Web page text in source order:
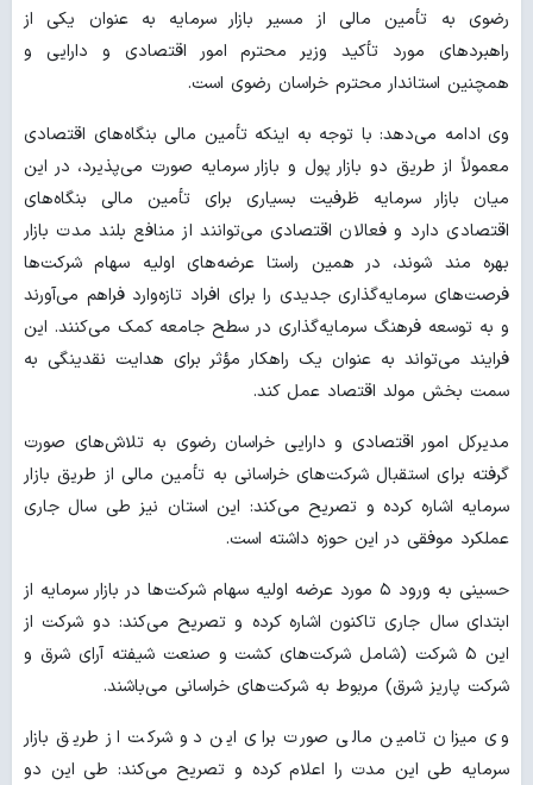
رضوی به تأمین مالی از مسیر بازار سرمایه به عنوان یکی از
راهبردهای مورد تأکید وزیر محترم امور اقتصادی و دارایی و
همچنین استاندار محترم خراسان رضوی است.
وی ادامه می‌دهد: با توجه به اینکه تأمین مالی بنگاه‌های اقتصادی
معمولاً از طریق دو بازار پول و بازار سرمایه صورت می‌پذیرد، در این
میان بازار سرمایه ظرفیت بسیاری برای تأمین مالی بنگاه‌های
اقتصادی دارد و فعالان اقتصادی می‌توانند از منافع بلند مدت بازار
بهره مند شوند، در همین راستا عرضه‌های اولیه سهام شرکت‌ها
فرصت‌های سرمایه‌گذاری جدیدی را برای افراد تازه‌وارد فراهم می‌آورند
و به توسعه فرهنگ سرمایه‌گذاری در سطح جامعه کمک می‌کنند. این
فرایند می‌تواند به عنوان یک راهکار مؤثر برای هدایت نقدینگی به
سمت بخش مولد اقتصاد عمل کند.
مدیرکل امور اقتصادی و دارایی خراسان رضوی به تلاش‌های صورت
گرفته برای استقبال شرکت‌های خراسانی به تأمین مالی از طریق بازار
سرمایه اشاره کرده و تصریح می‌کند: این استان نیز طی سال جاری
عملکرد موفقی در این حوزه داشته است.
حسینی به ورود ۵ مورد عرضه اولیه سهام شرکت‌ها در بازار سرمایه از
ابتدای سال جاری تاکنون اشاره کرده و تصریح می‌کند: دو شرکت از
این ۵ شرکت (شامل شرکت‌های کشت و صنعت شیفته آرای شرق و
شرکت پاریز شرق) مربوط به شرکت‌های خراسانی می‌باشند.
وی میزان تامین مالی صورت برای این دو شرکت از طریق بازار
سرمایه طی این مدت را اعلام کرده و تصریح می‌کند: طی این دو